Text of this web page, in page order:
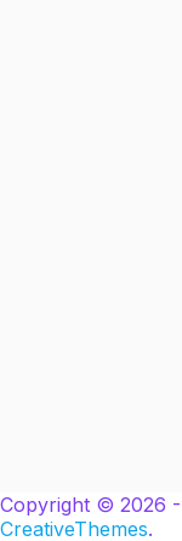
Copyright © 2026
CreativeThemes.